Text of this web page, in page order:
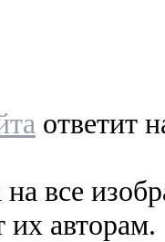
ответит
все
их авторам.